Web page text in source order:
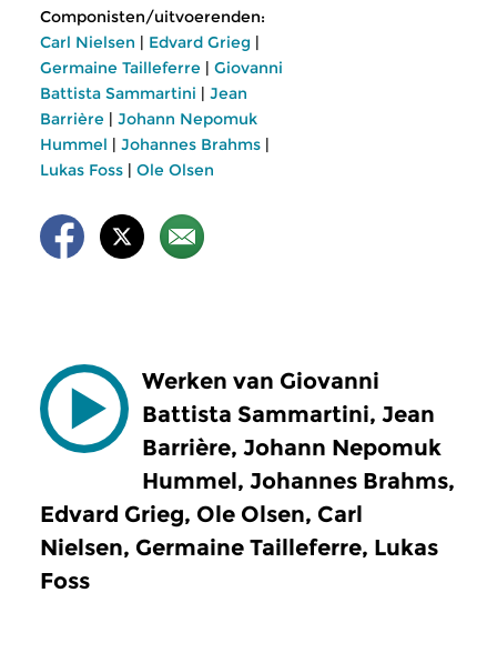
Componisten/uitvoerenden:
Carl Nielsen | Edvard Grieg |
Germaine Tailleferre | Giovanni
Battista Sammartini | Jean
Barrière | Johann Nepomuk
Hummel | Johannes Brahms |
Lukas Foss | Ole Olsen
Werken van Giovanni
Battista Sammartini, Jean
Barrière, Johann Nepomuk
Hummel, Johannes Brahms,
Edvard Grieg, Ole Olsen, Carl
Nielsen, Germaine Tailleferre, Lukas
Foss